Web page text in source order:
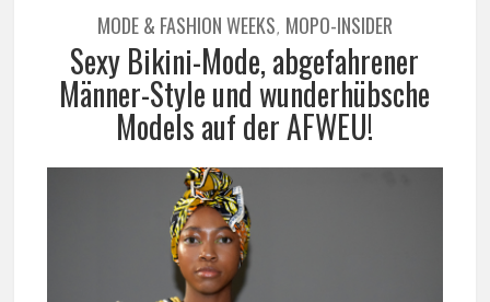
MODE & FASHION WEEKS, MOPO-INSIDER
Sexy Bikini-Mode, abgefahrener
Männer-Style und wunderhübsche
Models auf der AFWEU!